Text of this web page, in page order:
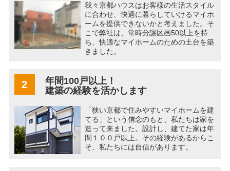
我々京都ハウスはお客様の生活スタイル
に合わせ、快適に暮らしていけるマイホ
ームを提供できないかと考えました。そ
こで弊社は、常時分譲区画50以上を持
ち、快適なマイホームのための土台を築
きました。
2
年間100戸以上！
建築の経験を活かします
「狭い京都で住みやすいマイホームを建
てる」という信念のもと、私たちは家を
造って来ました。設計し、建てた家は年
間１００戸以上。その経験があるからこ
そ、私たちには自信があります。